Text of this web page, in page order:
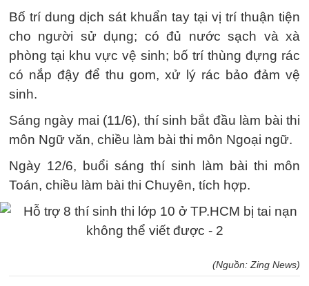
Bố trí dung dịch sát khuẩn tay tại vị trí thuận tiện
cho người sử dụng; có đủ nước sạch và xà
phòng tại khu vực vệ sinh; bố trí thùng đựng rác
có nắp đậy để thu gom, xử lý rác bảo đảm vệ
sinh.
Sáng ngày mai (11/6), thí sinh bắt đầu làm bài thi
môn Ngữ văn, chiều làm bài thi môn Ngoại ngữ.
Ngày 12/6, buổi sáng thí sinh làm bài thi môn
Toán, chiều làm bài thi Chuyên, tích hợp.
(Nguồn: Zing News)